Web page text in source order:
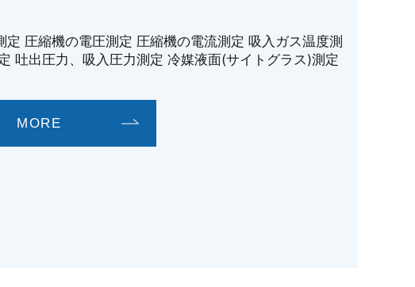
圧縮機の電圧測定 圧縮機の電流測定 吸入ガス温度測
吐出圧力、吸入圧力測定 冷媒液面(サイトグラス)測定
MORE